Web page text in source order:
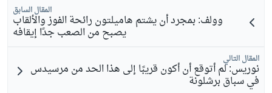
المقال السابق
وولف: بمجرد أن يشتم هاميلتون رائحة الفوز والألقاب
يصبح من الصعب جدًا إيقافه
المقال التالي
نوريس: لم أتوقع أن أكون قريبًا إلى هذا الحد من مرسيدس
في سباق برشلونة